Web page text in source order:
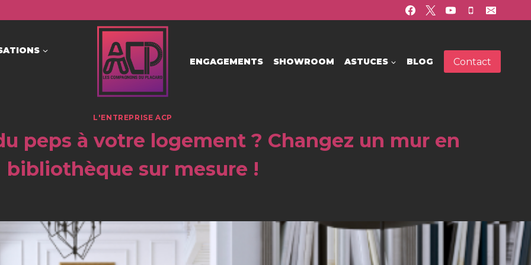
ENGAGEMENTS SHOWROOM ASTUCES BLOG Contact
L'ENTREPRISE ACP
peps à votre logement ? Changez un mur en
bibliothèque sur mesure !